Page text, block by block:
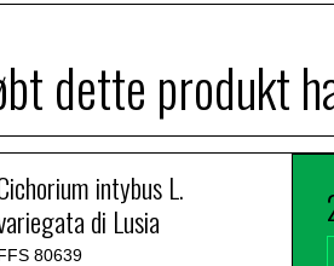
dette produkt
intybus L.
di Lusia
80639